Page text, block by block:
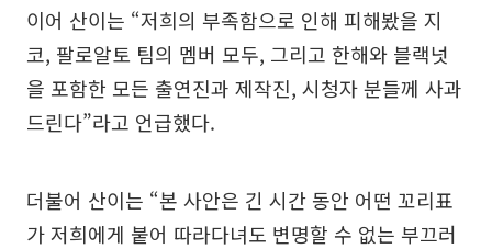
이어 산이는 “저희의 부족함으로 인해 피해봤을 지
코, 팔로알토 팀의 멤버 모두, 그리고 한해와 블랙넛
을 포함한 모든 출연진과 제작진, 시청자 분들께 사과
드린다”라고 언급했다.
더불어 산이는 “본 사안은 긴 시간 동안 어떤 꼬리표
가 저희에게 붙어 따라다녀도 변명할 수 없는 부끄러